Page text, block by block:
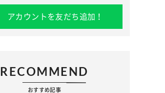
アカウントを友だち追加！
RECOMMEND
おすすめ記事